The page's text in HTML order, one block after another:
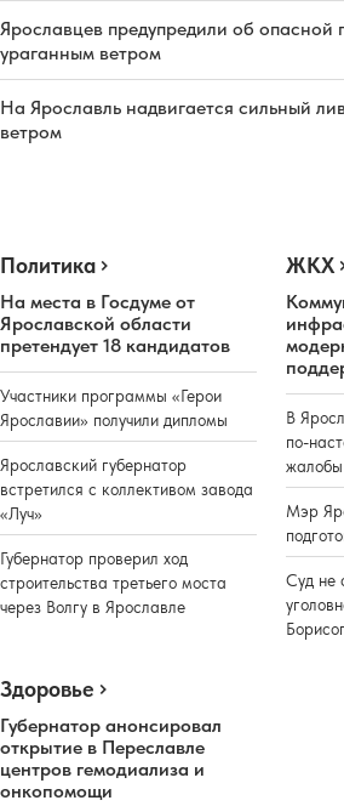
Ярославцев предупредили об опасной
ураганным ветром
На Ярославль надвигается сильный
ветром
Политика
На места в Госдуме от
Ярославской области
претендует 18 кандидатов
Участники программы «Герои
Ярославии» получили дипломы
Ярославский губернатор
встретился с коллективом завода
«Луч»
Губернатор проверил ход
строительства третьего моста
через Волгу в Ярославле
ЖКХ
В
по-
жалобы
Мэр
Суд не
Здоровье
Губернатор анонсировал
открытие в Переславле
центров гемодиализа и
онкопомощи